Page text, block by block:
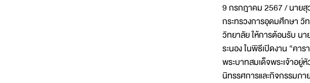
9 กรกฎาคม 2567 / นาย
กระทรวงการอุดมศึกษา วิ
วิทยาลัย ให้การต้อนรับ น
ระนอง ในพิธีเปิดงาน “คา
พระบาทสมเด็จพระเจ้าอ
นิทรรศการและกิจกรรมภา